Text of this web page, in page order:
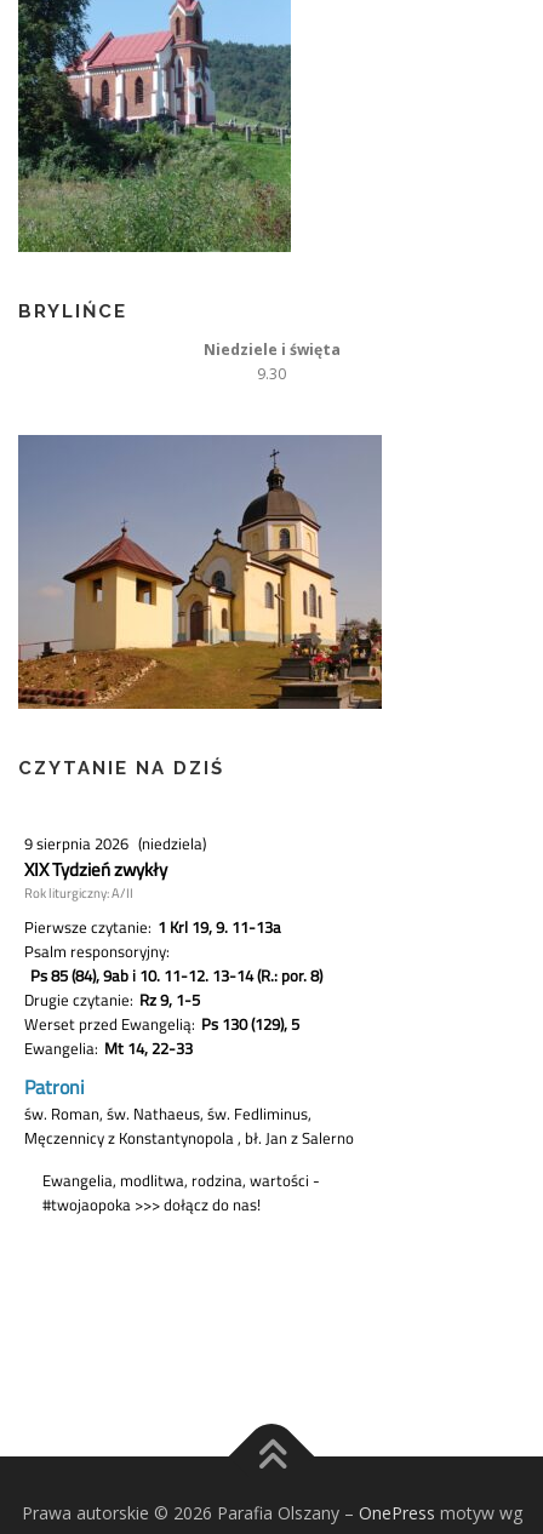
BRYLIŃCE
Niedziele i święta
9.30
CZYTANIE NA DZIŚ
Prawa autorskie © 2026 Parafia Olszany – OnePress motyw wg